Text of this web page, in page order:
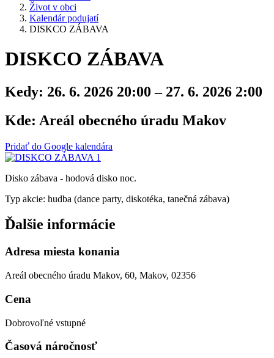
Život v obci
Kalendár podujatí
DISKCO ZÁBAVA
DISKCO ZÁBAVA
Kedy: 26. 6. 2026 20:00 – 27. 6. 2026 2:00
Kde: Areál obecného úradu Makov
Pridať do Google kalendára
Disko zábava - hodová disko noc.
Typ akcie: hudba (dance party, diskotéka, tanečná zábava)
Ďalšie informácie
Adresa miesta konania
Areál obecného úradu Makov, 60, Makov, 02356
Cena
Dobrovoľné vstupné
Časová náročnosť